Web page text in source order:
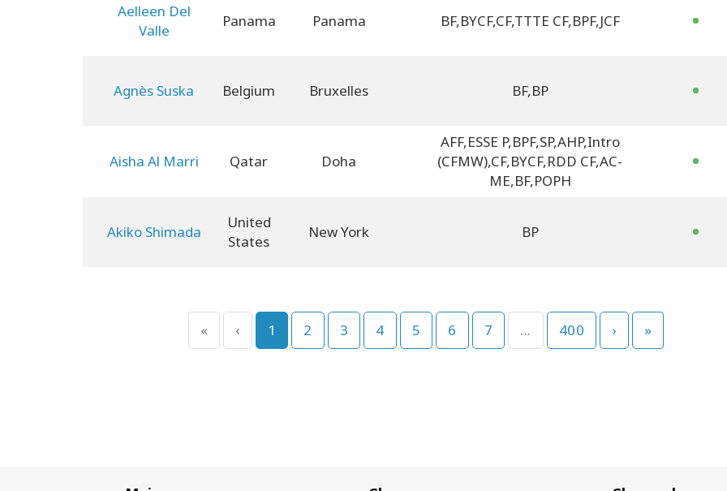
Aelleen Del
Valle
Panama Panama BF,BYCF,CF,TTTE CF,BPF,JCF
Agnès Suska Belgium Bruxelles BF,BP
Aisha Al Marri Qatar Doha
AFF,ESSE P,BPF,SP,AHP,Intro
(CFMW),CF,BYCF,RDD CF,AC-
ME,BF,POPH
Akiko Shimada
United
States
New York BP
« ‹ 1 2 3 4 5 6 7 ... 400 › »